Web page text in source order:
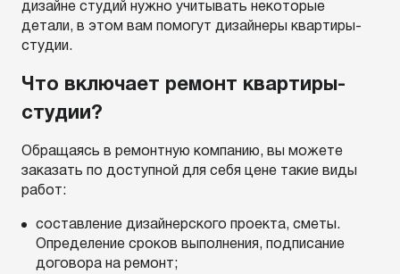
дизайне студий нужно учитывать некоторые
детали, в этом вам помогут дизайнеры квартиры-
студии.
Что включает ремонт квартиры-
студии?
Обращаясь в ремонтную компанию, вы можете
заказать по доступной для себя цене такие виды
работ:
составление дизайнерского проекта, сметы.
Определение сроков выполнения, подписание
договора на ремонт;